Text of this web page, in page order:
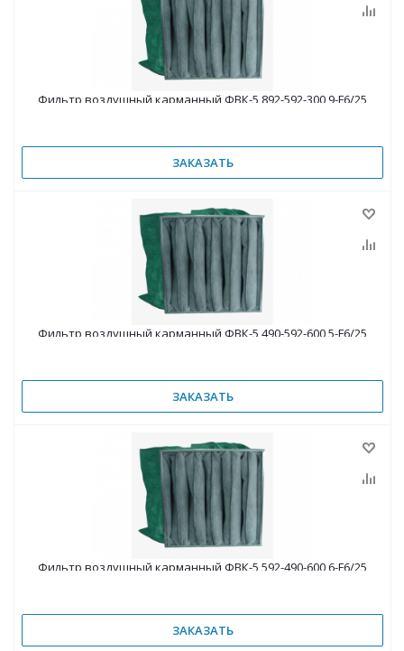
Фильтр воздушный карманный ФВК-5 892-592-300 9-F6/25
ЗАКАЗАТЬ
Фильтр воздушный карманный ФВК-5 490-592-600 5-F6/25
ЗАКАЗАТЬ
Фильтр воздушный карманный ФВК-5 592-490-600 6-F6/25
ЗАКАЗАТЬ